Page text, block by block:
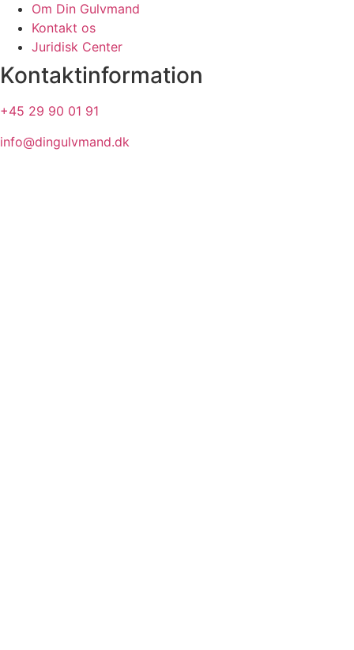
Om Din Gulvmand
Kontakt os
Juridisk Center
Kontaktinformation
+45 29 90 01 91
info@dingulvmand.dk